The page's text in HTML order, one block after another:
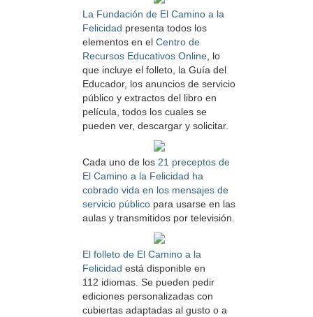
La Fundación de El Camino a la
Felicidad presenta todos los
elementos en elCentro de
Recursos Educativos Online , lo
que incluye el folleto, la Guía del
Educador, los anuncios de servicio
público y extractos del libro en
película, todos los cuales se
pueden ver, descargar y solicitar.
Cada uno de los 21 preceptos de
El Camino a la Felicidad ha
cobrado vida en los mensajes de
servicio público para usarse en las
aulas y transmitidos por televisión.
El folleto de El Camino a la
Felicidad está disponible en
112 idiomas. Se pueden pedir
ediciones personalizadas con
cubiertas adaptadas al gusto o a